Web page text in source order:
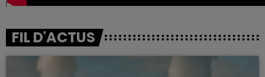
FIL D'ACTUS